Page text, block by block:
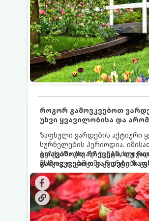
როგორ გამოვკვებოთ
უხვი ყვავილობისა და
ზაფხული ვარდების აქტიური
სურნელების პერიოდია.
ბუჩქებმა უხვად,
მსხვილი, კაშკაშა კვირტები
რეგულარული და სწორი
სჭირდებათ. ზაფხულის
მოთხოვნილებები იცვლება,
მნიშვნელოვანია ვიცოდეთ,
გამოიყენება ამ დროს.
გთავაზობთ რჩევებს, თუ
გამოვკვებოთ ვარდები
საუკეთესო შედეგის